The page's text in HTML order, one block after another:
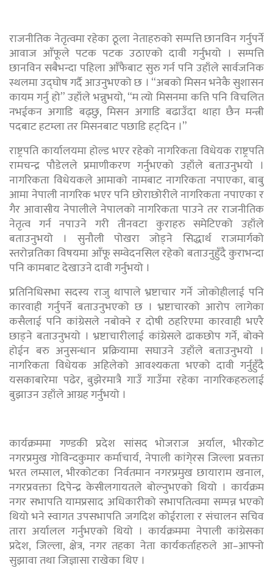
राजनीतिक नेतृत्वमा रहेका ठूला नेताहरुको सम्पत्ति छानविन गर्नुपर्ने
आवाज आँफूले पटक पटक उठाएको दावी गर्नुभयो । सम्पत्ति
छानविन सबैभन्दा पहिला आँफैबाट सुरु गर्न पनि उहाँले सार्वजनिक
स्थलमा उद्घोष गर्दै आउनुभएको छ । “अबको मिसन भनेकै सुशासन
कायम गर्नु हो” उहाँले भन्नुभयो, “म त्यो मिसनमा कत्ति पनि विचलित
नभईकन अगाडि बढ्छु, मिसन अगाडि बढाउँदा थाहा छैन मन्त्री
पदबाट हटम्ला तर मिसनबाट पछाडि हट्दिन ।”
राष्ट्रपति कार्यालयमा होल्ड भएर रहेको नागरिकता विधेयक राष्ट्रपति
रामचन्द्र पौडेलले प्रमाणीकरण गर्नुभएको उहाँले बताउनुभयो ।
नागरिकता विधेयकले आमाको नामबाट नागरिकता नपाएका, बाबु
आमा नेपाली नागरिक भएर पनि छोराछोरीले नागरिकता नपाएका र
गैर आवासीय नेपालीले नेपालको नागरिकता पाउने तर राजनीतिक
नेतृत्व गर्न नपाउने गरी तीनवटा कुराहरु समेटिएको उहाँले
बताउनुभयो । सुनौली पोखरा जोड्ने सिद्धार्थ राजमार्गको
स्तरोन्नतिका विषयमा आँफू सम्वेदनसिल रहेको बताउनुहुँदै कुराभन्दा
पनि कामबाट देखाउने दावी गर्नुभयो ।
प्रतिनिधिसभा सदस्य राजु थापाले भ्रष्टाचार गर्ने जोकोहीलाई पनि
कारवाही गर्नुपर्ने बताउनुभएको छ । भ्रष्टाचारको आरोप लागेका
कसैलाई पनि कांग्रेसले नबोक्ने र दोषी ठहरिएमा कारवाही भएरै
छाड्ने बताउनुभयो । भ्रष्टाचारीलाई कांग्रेसले ढाकछोप गर्ने, बोक्ने
होईन बरु अनुसन्धान प्रक्रियामा सघाउने उहाँले बताउनुभयो ।
नागरिकता विधेयक अहिलेको आवश्यकता भएको दावी गर्नुहुँदै
यसकाबारेमा पढेर, बुझेरमात्रै गाउँ गाउँमा रहेका नागरिकहरुलाई
बुझाउन उहाँले आग्रह गर्नुभयो ।
कार्यक्रममा गण्डकी प्रदेश सांसद भोजराज अर्याल, भीरकोट
नगरप्रमुख गोविन्दकुमार कर्माचार्य, नेपाली कांगे्रस जिल्ला प्रवक्ता
भरत लम्साल, भीरकोटका निर्वतमान नगरप्रमुख छायाराम खनाल,
नगरप्रवक्ता दिपेन्द्र केसीलगायतले बोल्नुभएको थियो । कार्यक्रम
नगर सभापति यामप्रसाद अधिकारीको सभापतित्वमा सम्पन्न भएको
थियो भने स्वागत उपसभापति जगदिश कोईराला र संचालन सचिव
तारा अर्यालल गर्नुभएको थियो । कार्यक्रममा नेपाली कांग्रेसका
प्रदेश, जिल्ला, क्षेत्र, नगर तहका नेता कार्यकर्ताहरुले आ–आफ्नो
सुझावा तथा जिज्ञासा राखेका थिए ।